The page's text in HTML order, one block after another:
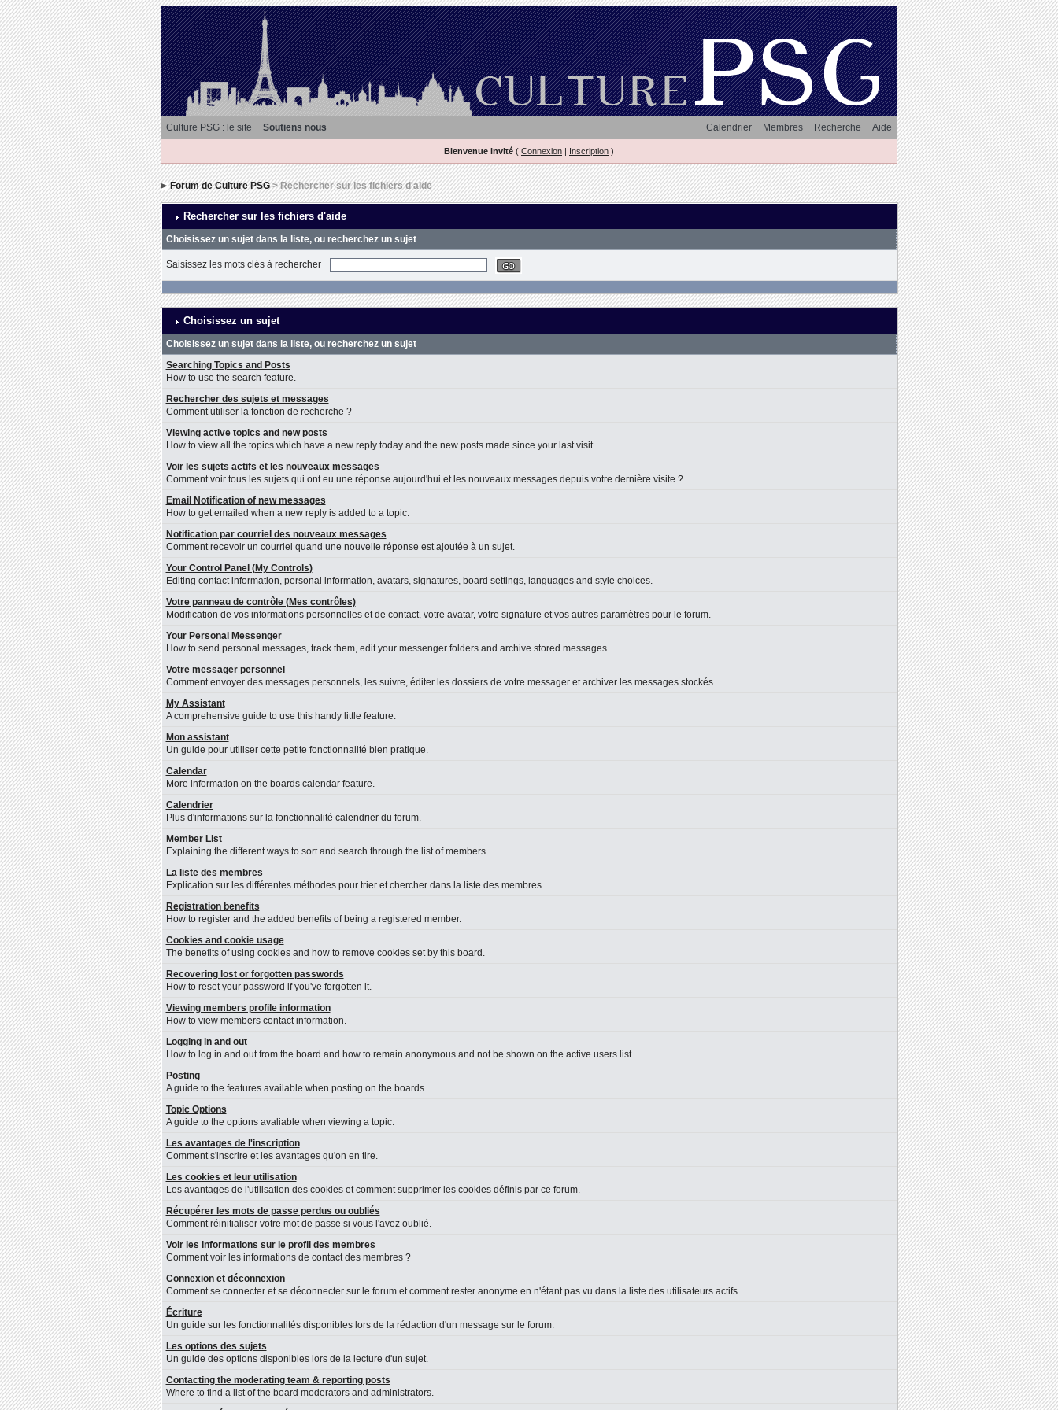
Culture PSG : le site Soutiens nous Aide
Recherche
Membres
Calendrier
Bienvenue invité ( Connexion | Inscription )
Forum de Culture PSG> Rechercher sur les fichiers d'aide
Rechercher sur les fichiers d'aide
Choisissez un sujet dans la liste, ou recherchez un sujet
Saisissez les mots clés à rechercher
Choisissez un sujet
Choisissez un sujet dans la liste, ou recherchez un sujet
Searching Topics and Posts
How to use the search feature.
Rechercher des sujets et messages
Comment utiliser la fonction de recherche ?
Viewing active topics and new posts
How to view all the topics which have a new reply today and the new posts made since your last visit.
Voir les sujets actifs et les nouveaux messages
Comment voir tous les sujets qui ont eu une réponse aujourd'hui et les nouveaux messages depuis votre dernière visite ?
Email Notification of new messages
How to get emailed when a new reply is added to a topic.
Notification par courriel des nouveaux messages
Comment recevoir un courriel quand une nouvelle réponse est ajoutée à un sujet.
Your Control Panel (My Controls)
Editing contact information, personal information, avatars, signatures, board settings, languages and style choices.
Votre panneau de contrôle (Mes contrôles)
Modification de vos informations personnelles et de contact, votre avatar, votre signature et vos autres paramètres pour le forum.
Your Personal Messenger
How to send personal messages, track them, edit your messenger folders and archive stored messages.
Votre messager personnel
Comment envoyer des messages personnels, les suivre, éditer les dossiers de votre messager et archiver les messages stockés.
My Assistant
A comprehensive guide to use this handy little feature.
Mon assistant
Un guide pour utiliser cette petite fonctionnalité bien pratique.
Calendar
More information on the boards calendar feature.
Calendrier
Plus d'informations sur la fonctionnalité calendrier du forum.
Member List
Explaining the different ways to sort and search through the list of members.
La liste des membres
Explication sur les différentes méthodes pour trier et chercher dans la liste des membres.
Registration benefits
How to register and the added benefits of being a registered member.
Cookies and cookie usage
The benefits of using cookies and how to remove cookies set by this board.
Recovering lost or forgotten passwords
How to reset your password if you've forgotten it.
Viewing members profile information
How to view members contact information.
Logging in and out
How to log in and out from the board and how to remain anonymous and not be shown on the active users list.
Posting
A guide to the features available when posting on the boards.
Topic Options
A guide to the options avaliable when viewing a topic.
Les avantages de l'inscription
Comment s'inscrire et les avantages qu'on en tire.
Les cookies et leur utilisation
Les avantages de l'utilisation des cookies et comment supprimer les cookies définis par ce forum.
Récupérer les mots de passe perdus ou oubliés
Comment réinitialiser votre mot de passe si vous l'avez oublié.
Voir les informations sur le profil des membres
Comment voir les informations de contact des membres ?
Connexion et déconnexion
Comment se connecter et se déconnecter sur le forum et comment rester anonyme en n'étant pas vu dans la liste des utilisateurs actifs.
Écriture
Un guide sur les fonctionnalités disponibles lors de la rédaction d'un message sur le forum.
Les options des sujets
Un guide des options disponibles lors de la lecture d'un sujet.
Contacting the moderating team & reporting posts
Where to find a list of the board moderators and administrators.